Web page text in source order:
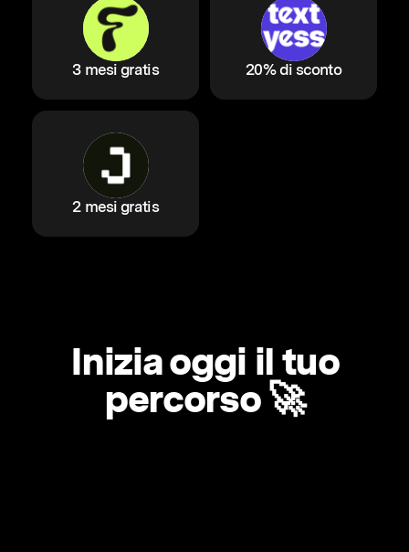
3 mesi gratis 20% di sconto
2 mesi gratis
Inizia oggi il tuo
percorso 🚀